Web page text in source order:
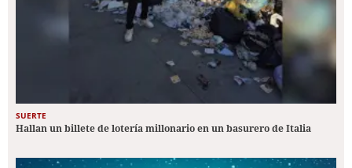
SUERTE
Hallan un billete de lotería millonario en un basurero de Italia